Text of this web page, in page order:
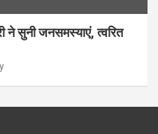
ने सुनी जनसमस्याएं, त्वरित